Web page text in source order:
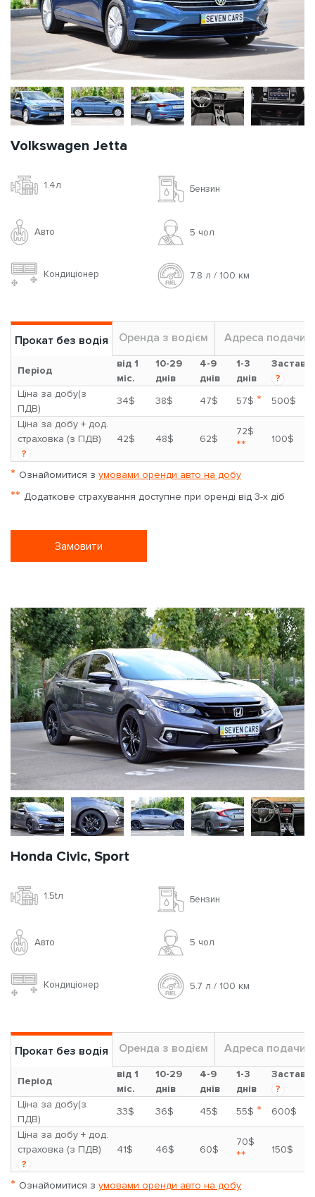
Volkswagen Jetta
1.4л Бензин
Авто 5 чoл
Кондиціонер 7.8 л / 100 км
Прокат без водія Оренда з водієм Адреса подачи
Період
від 1
міс.
10-29
днів
4-9
днів
1-3
днів
Застава
?
Ціна за добу(з
ПДВ)
34$ 38$ 47$ 57$ *
500$
Ціна за добу + дод.
страховка (з ПДВ)
?
42$ 48$ 62$
72$
** 100$
* Ознайомитися з умовами оренди авто на добу
** Додаткове страхування доступне при оренді від 3-х діб
Замовити
Honda Civic, Sport
1.5tл Бензин
Авто 5 чoл
Кондиціонер 5.7 л / 100 км
Прокат без водія Оренда з водієм Адреса подачи
Період
від 1
міс.
10-29
днів
4-9
днів
1-3
днів
Застава
?
Ціна за добу(з
ПДВ)
33$ 36$ 45$ 55$ *
600$
Ціна за добу + дод.
страховка (з ПДВ)
?
41$ 46$ 60$
70$
** 150$
* Ознайомитися з умовами оренди авто на добу